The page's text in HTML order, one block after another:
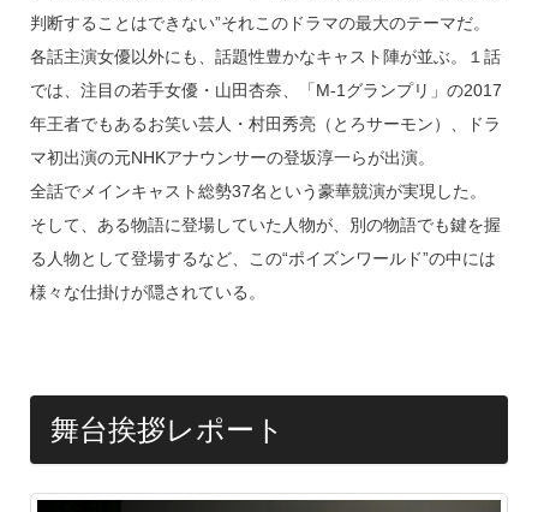
判断することはできない”それこのドラマの最大のテーマだ。
各話主演女優以外にも、話題性豊かなキャスト陣が並ぶ。１話
では、注目の若手女優・山田杏奈、「M-1グランプリ」の2017
年王者でもあるお笑い芸人・村田秀亮（とろサーモン）、ドラ
マ初出演の元NHKアナウンサーの登坂淳一らが出演。
全話でメインキャスト総勢37名という豪華競演が実現した。
そして、ある物語に登場していた人物が、別の物語でも鍵を握
る人物として登場するなど、この“ポイズンワールド”の中には
様々な仕掛けが隠されている。
舞台挨拶レポート